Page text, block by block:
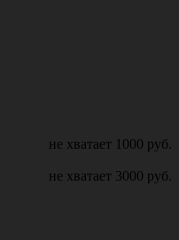
не хватает 1000 руб.
не хватает 3000 руб.